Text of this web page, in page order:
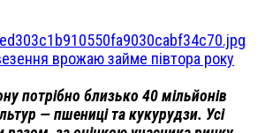
врожаю займе півтора року
потрібно близько 40 мільйонів
— пшениці та кукурудзи. Усі